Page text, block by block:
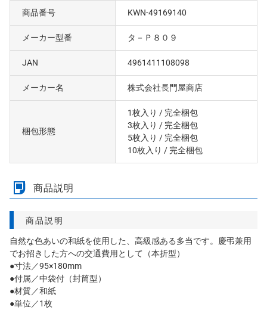
商品番号 KWN-49169140
メーカー型番 タ－Ｐ８０９
JAN 4961411108098
メーカー名 株式会社長門屋商店
梱包形態
1枚入り / 完全梱包
3枚入り / 完全梱包
5枚入り / 完全梱包
10枚入り / 完全梱包
商品説明
商品説明
自然な色あいの和紙を使用した、高級感ある多当です。慶弔兼用
でお招きした方への交通費用として（本折型）
●寸法／95×180mm
●付属／中袋付（封筒型）
●材質／和紙
●単位／1枚